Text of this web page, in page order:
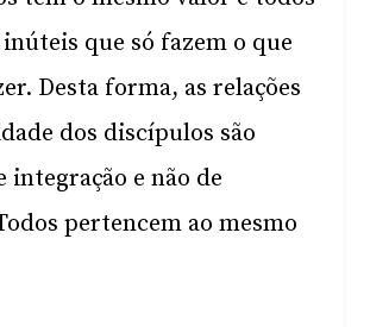
inúteis que só fazem o que
Desta forma, as relações
dos discípulos são
integração e não de
pertencem ao mesmo